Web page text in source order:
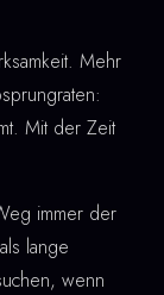
Mehr
Mit der Zeit
immer der
lange
wenn